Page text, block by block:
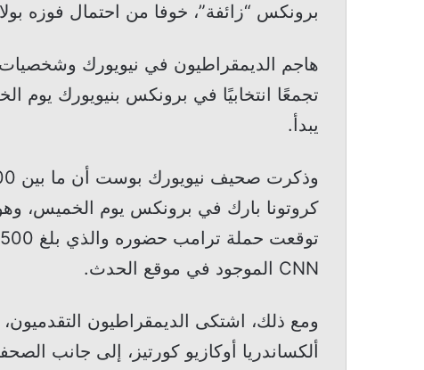
برونكس “زائفة”، خوفا من احتمال فوزه
هاجم الديمقراطيون في نيويورك وشخصيات
تجمعًا انتخابيًا في برونكس بنيويورك يوم
يبدأ.
كروتونا بارك في برونكس يوم الخميس، وهو
CNN الموجود في موقع الحدث.
ومع ذلك، اشتكى الديمقراطيون